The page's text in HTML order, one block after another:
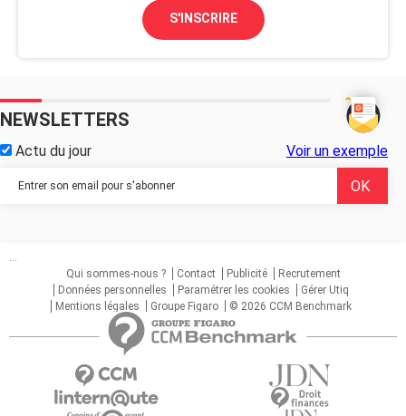
S'INSCRIRE
NEWSLETTERS
Actu du jour Voir un exemple
...
Qui sommes-nous ?
Contact Publicité
Recrutement
Données personnelles
Paramétrer les cookies
Gérer Utiq
Mentions légales
Groupe Figaro © 2026 CCM Benchmark